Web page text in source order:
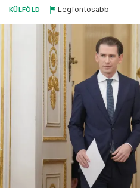
KÜLFÖLD Legfontosabb